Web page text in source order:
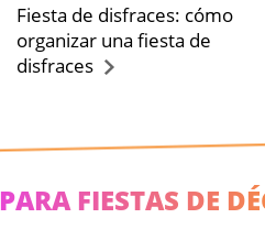
Fiesta de disfraces: cómo
organizar una fiesta de
disfraces
FIESTAS DE